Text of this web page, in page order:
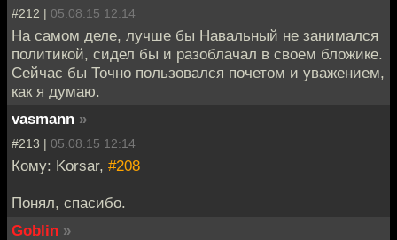
#212 | 05.08.15 12:14
На самом деле, лучше бы Навальный не занимался
политикой, сидел бы и разоблачал в своем бложике.
Сейчас бы Точно пользовался почетом и уважением,
как я думаю.
vasmann »
#213 | 05.08.15 12:14
Кому: Korsar, #208
Понял, спасибо.
Goblin »